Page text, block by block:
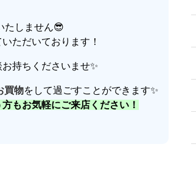
たしません😎
いただいております！
持ちくださいませ✨
買物をして過ごすことができます✨
方もお気軽にご来店ください！